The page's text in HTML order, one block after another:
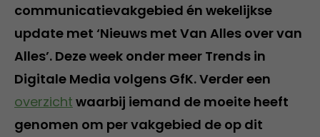
communicatievakgebied én wekelijkse
update met ‘Nieuws met Van Alles over van
Alles’. Deze week onder meer Trends in
Digitale Media volgens GfK. Verder een
overzicht waarbij iemand de moeite heeft
genomen om per vakgebied de op dit